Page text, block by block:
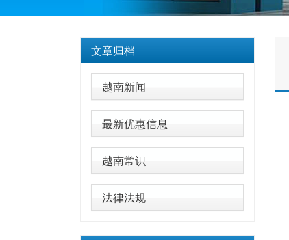
文章归档
越南新闻
最新优惠信息
越南常识
法律法规